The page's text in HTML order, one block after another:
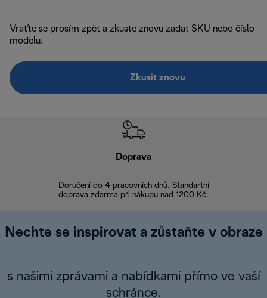
Vraťte se prosím zpět a zkuste znovu zadat SKU nebo číslo
modelu.
Zkusit znovu
Doprava
Doručení do 4 pracovních dnů. Standartní
doprava zdarma při nákupu nad 1200 Kč.
Nechte se inspirovat a zůstaňte v obraze
s našimi zprávami a nabídkami přímo ve vaší
schránce.